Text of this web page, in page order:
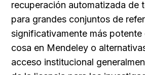
recuperación automatizada de
para grandes conjuntos de
significativamente más potente
cosa en Mendeley o
acceso institucional